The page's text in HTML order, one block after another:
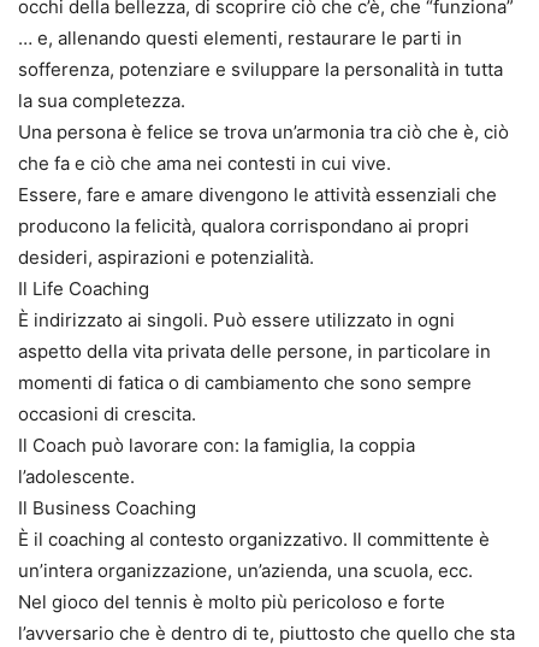
occhi della bellezza, di scoprire ciò che c’è, che “funziona”
… e, allenando questi elementi, restaurare le parti in
sofferenza, potenziare e sviluppare la personalità in tutta
la sua completezza.
Una persona è felice se trova un’armonia tra ciò che è, ciò
che fa e ciò che ama nei contesti in cui vive.
Essere, fare e amare divengono le attività essenziali che
producono la felicità, qualora corrispondano ai propri
desideri, aspirazioni e potenzialità.
Il Life Coaching
È indirizzato ai singoli. Può essere utilizzato in ogni
aspetto della vita privata delle persone, in particolare in
momenti di fatica o di cambiamento che sono sempre
occasioni di crescita.
Il Coach può lavorare con: la famiglia, la coppia
l’adolescente.
Il Business Coaching
È il coaching al contesto organizzativo. Il committente è
un’intera organizzazione, un’azienda, una scuola, ecc.
Nel gioco del tennis è molto più pericoloso e forte
l’avversario che è dentro di te, piuttosto che quello che sta